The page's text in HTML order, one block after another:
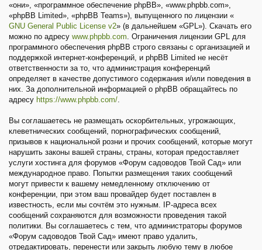
«они», «программное обеспечение phpBB», «www.phpbb.com»,
«phpBB Limited», «phpBB Teams»), выпущенного по лицензии «
GNU General Public License v2» (в дальнейшем «GPL»). Скачать его
можно по адресу www.phpbb.com. Ограничения лицензии GPL для
программного обеспечения phpBB строго связаны с организацией и
поддержкой интернет-конференций, и phpBB Limited не несёт
ответственности за то, что администрация конференций
определяет в качестве допустимого содержания и/или поведения в
них. За дополнительной информацией о phpBB обращайтесь по
адресу https://www.phpbb.com/.
Вы соглашаетесь не размещать оскорбительных, угрожающих,
клеветнических сообщений, порнографических сообщений,
призывов к национальной розни и прочих сообщений, которые могут
нарушить законы вашей страны, страны, которая предоставляет
услуги хостинга для форумов «Форум садоводов Твой Сад» или
международное право. Попытки размещения таких сообщений
могут привести к вашему немедленному отключению от
конференции, при этом ваш провайдер будет поставлен в
известность, если мы сочтём это нужным. IP-адреса всех
сообщений сохраняются для возможности проведения такой
политики. Вы соглашаетесь с тем, что администраторы форумов
«Форум садоводов Твой Сад» имеют право удалить,
отредактировать, перенести или закрыть любую тему в любое